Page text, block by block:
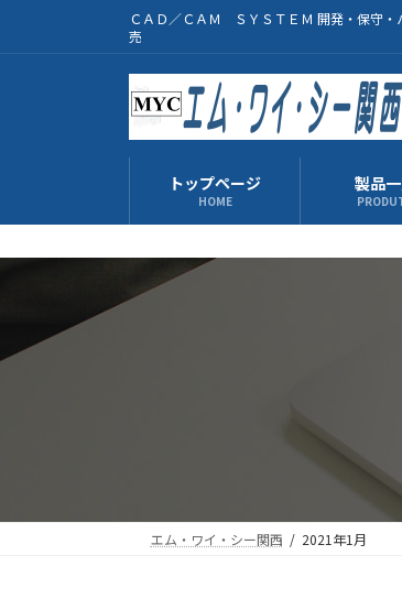
ッ
移
ＣＡＤ／ＣＡＭ ＳＹＳＴＥＭ 開発・保守・
売
トップページ
HOME
製品
エム・ワイ・シー関西 2021年1月